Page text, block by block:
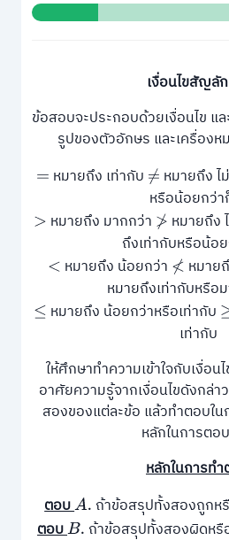
เงื่อนไขสัญลั
ข้อสอบจะประกอบด้วยเงื่อนไข แ
รูปของตัวอักษร และเครื่อง
= หมายถึง เท่ากับ ≠ หมายถึง ไ
หรือน้อยกว่า
> หมายถึง มากกว่า ≯ หมายถึง
ถึงเท่ากับหรือน้อ
< หมายถึง น้อยกว่า ≮ หมาย
หมายถึงเท่ากับหรือ
≤ หมายถึง น้อยกว่าหรือเท่ากับ ≥
เท่ากับ
ให้ศึกษาทําความเข้าใจกับเงื่อ
อาศัยความรู้จากเงื่อนไขดังกล่
สองของแต่ละข้อ แล้วทำตอบใ
หลักในการตอ
หลักในการท
ตอบA. ถ้าข้อสรุปทั้งสองถูกห
ตอบB. ถ้าข้อสรุปทั้งสองผิดหรื